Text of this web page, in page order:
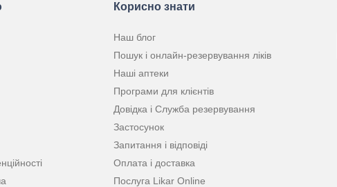
Корисно знати
Наш блог
Пошук і онлайн-резервування ліків
Наші аптеки
Програми для клієнтів
Довідка і Служба резервування
Застосунок
Запитання і відповіді
Оплата і доставка
Послуга Likar Online